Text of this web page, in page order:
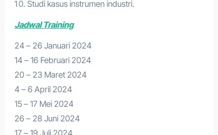
Studi kasus instrumen industri.
Jadwal Training
24 – 26 Januari 2024
14 – 16 Februari 2024
20 – 23 Maret 2024
4 – 6 April 2024
15 – 17 Mei 2024
26 – 28 Juni 2024
17 – 19 Juli 2024